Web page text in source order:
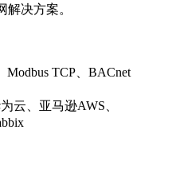
解决方案。
Modbus TCP、BACnet
云、亚马逊AWS、